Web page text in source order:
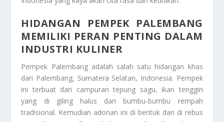
HIDANGAN PEMPEK PALEMBANG
MEMILIKI PERAN PENTING DALAM
INDUSTRI KULINER
Pempek Palembang adalah salah satu hidangan khas
dari Palembang, Sumatera Selatan, Indonesia. Pempek
ini terbuat dari campuran tepung sagu, ikan tenggiri
yang di giling halus dan bumbu-bumbu rempah
tradisional. Kemudian adonan ini di bentuk dan di rebus